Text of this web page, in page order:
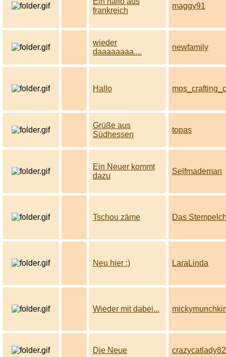
frankreich
maggy91
wieder
daaaaaaaa....
newfamily
Hallo
Grüße aus
Südhessen
topas
Ein Neuer kommt
dazu
Selfmademan
Tschou zäme Das
Neu hier :) LaraLinda
Wieder mit dabei...
Die Neue crazycatlady82